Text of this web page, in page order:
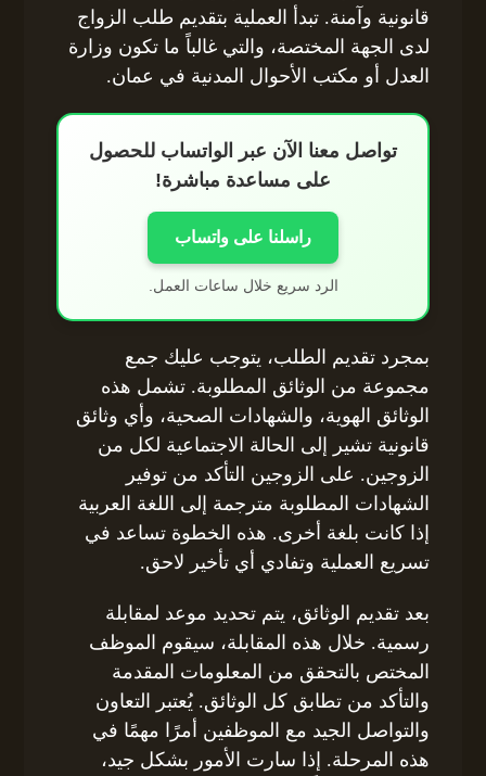
قانونية وآمنة. تبدأ العملية بتقديم طلب الزواج
لدى الجهة المختصة، والتي غالباً ما تكون وزارة
العدل أو مكتب الأحوال المدنية في عمان.
تواصل معنا الآن عبر الواتساب للحصول
على مساعدة مباشرة!
راسلنا على واتساب
الرد سريع خلال ساعات العمل.
بمجرد تقديم الطلب، يتوجب عليك جمع
مجموعة من الوثائق المطلوبة. تشمل هذه
الوثائق الهوية، والشهادات الصحية، وأي وثائق
قانونية تشير إلى الحالة الاجتماعية لكل من
الزوجين. على الزوجين التأكد من توفير
الشهادات المطلوبة مترجمة إلى اللغة العربية
إذا كانت بلغة أخرى. هذه الخطوة تساعد في
تسريع العملية وتفادي أي تأخير لاحق.
بعد تقديم الوثائق، يتم تحديد موعد لمقابلة
رسمية. خلال هذه المقابلة، سيقوم الموظف
المختص بالتحقق من المعلومات المقدمة
والتأكد من تطابق كل الوثائق. يُعتبر التعاون
والتواصل الجيد مع الموظفين أمرًا مهمًا في
هذه المرحلة. إذا سارت الأمور بشكل جيد،